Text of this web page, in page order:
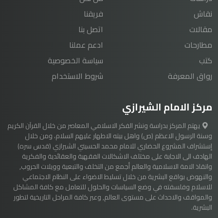
نقاش
مقالات
مطارحات
كتب
رواق المعرفة
فريقنا
اتصل بنا
ادعم عملنا
سياسة الخصوصية
شروط الاستخدام
مركز الامام الشيرازي
يهتم المركز بدراسة ونشر الفكر الاسلامي المعاصر من خلال القرآن الكريم
وسنة الرسول الاعظم (ص) واهل بيته الاطهار عليهم السلام، ومن خلال
إستشراف المشروع الحضاري للامام محمد الحسيني الشيرازي (قدس سره)
الهادف الى الاجابة على مختلف الاشكالات الفقهية والعقائدية والفكرية
وانقاذ الامة الاسلامية والعالم أجمع من التخلف والتبعية وويلات الحروب,
والنهوض بواقع البشرية من خلال تسليط الاضواء على النظام الاجتماعي
للاسلام وفلسفته في وضع السياسات والحلول للتعامل مع كافة المشاكل
والمواقف والاحداث على مستوى العالم, وعبر كافة المراحل التاريخية لتطور
البشرية.